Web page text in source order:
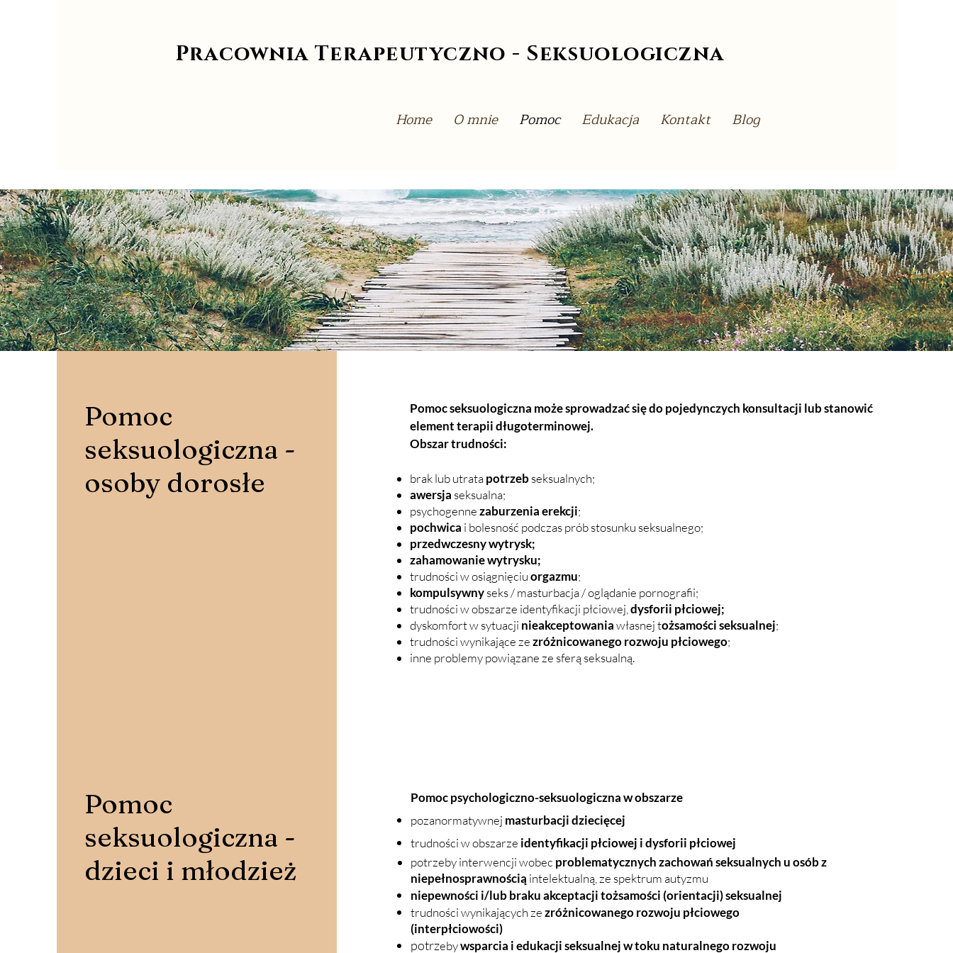
Pracownia Terapeutyczno - Seksuologiczna
Home O mnie Pomoc Edukacja Kontakt Blog
Pomoc
seksuologiczna -
osoby dorosłe
Pomoc seksuologiczna może sprowadzać się do pojedynczych konsultacji lub stanowić
element terapii długoterminowej.
Obszar trudności:
brak lub utratapotrzebseksualnych;
awersja seksualna;
psychogennezaburzenia erekcji;
pochwica i bolesność podczas prób stosunku seksualnego;
przedwczesny wytrysk;​
zahamowanie wytrysku;
trudności w osiągnięciuorgazmu;
kompulsywnyseks / masturbacja / oglądanie pornografii;
trudności w obszarze identyfikacji płciowej,dysforii płciowej;
dyskomfort w sytuacji nieakceptowaniawłasnej tożsamości seksualnej;
trudności wynikające zezróżnicowanego rozwoju płciowego;
inne problemy powiązane ze sferą seksualną.
Pomoc
seksuologiczna -
dzieci i młodzież
Pomoc psychologiczno-seksuologiczna w obszarze
pozanormatywnej masturbacji dziecięcej
trudności w obszarze identyfikacji płciowej i dysforii płciowej
potrzeby interwencji wobec problematycznych zachowań seksualnych u osób z
niepełnosprawnością intelektualną, ze spektrum autyzmu
niepewności i/lub braku akceptacji tożsamości (orientacji) seksualnej
trudności wynikających zezróżnicowanego rozwoju płciowego
(interpłciowości)
potrzebywsparcia i edukacji seksualnej w toku naturalnego rozwoju